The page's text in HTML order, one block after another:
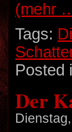
(mehr
Tags:
Posted
Der